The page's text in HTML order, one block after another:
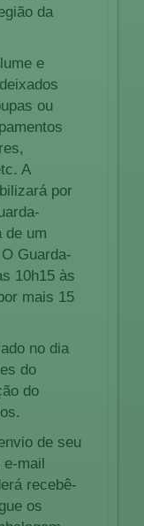
da
e
ou
A
por
de um
Guarda-
10h15 às
mais 15
no dia
do
do
de seu
e-mail
recebê-
os